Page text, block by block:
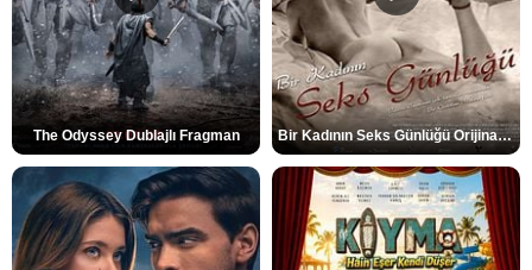
The Odyssey Dublajlı Fragman Bir Kadının Seks Günlüğü Orijinal Fragman